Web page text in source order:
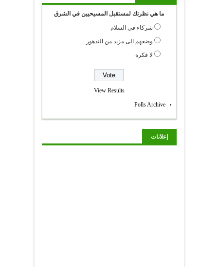
ما هي نظرتك لمستقبل المسيحيين في الشرق
شركاء في السلام
وضعهم الى مزيد من التدهور
لا فكرة
View Results
Polls Archive
إعلانات